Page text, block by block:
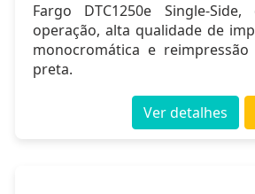
Fargo DTC1250e Single-
operação, alta qualidade de
monocromática e reimpressão
preta.
Ver detalhes